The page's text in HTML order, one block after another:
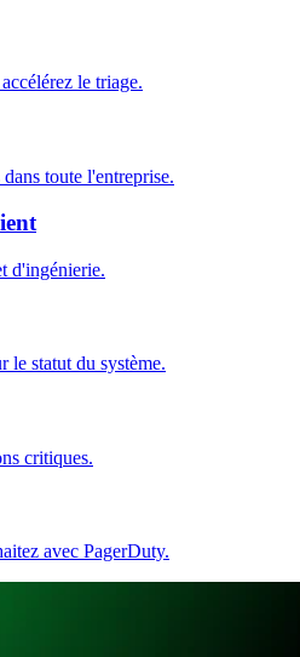
le triage.
toute l'entreprise.
d'ingénierie.
le statut du système.
critiques.
avec PagerDuty.